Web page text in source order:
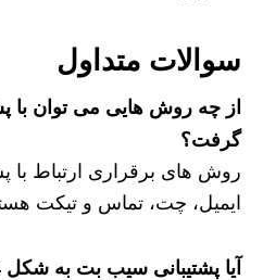
سوالات متداول
از چه روش هایی می توان با
گرفت؟
روش های برقراری ارتباط
ایمیل، چت، تماس و تیکت